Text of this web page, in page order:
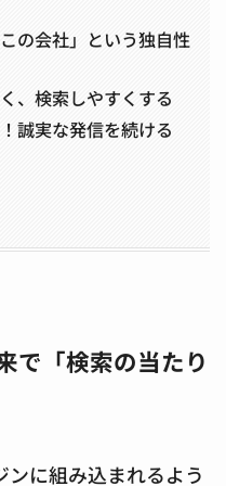
の会社」という独自性
、検索しやすくする
誠実な発信を続ける
で「検索の当たり
に組み込まれるよう